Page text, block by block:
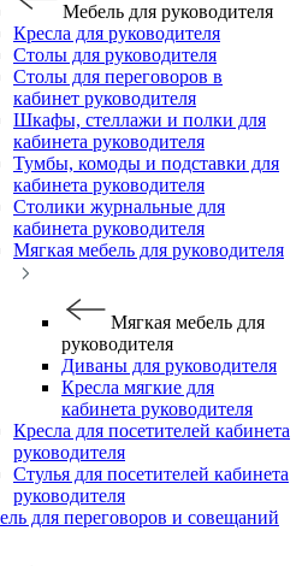
Мебель для руководителя
Кресла для руководителя
Столы для руководителя
Столы для переговоров в
кабинет руководителя
Шкафы, стеллажи и полки для
кабинета руководителя
Тумбы, комоды и подставки для
кабинета руководителя
Столики журнальные для
кабинета руководителя
Мягкая мебель для руководителя
Мягкая мебель для
руководителя
Диваны для руководителя
Кресла мягкие для
кабинета руководителя
Кресла для посетителей кабинета
руководителя
Стулья для посетителей кабинета
руководителя
для переговоров и совещаний